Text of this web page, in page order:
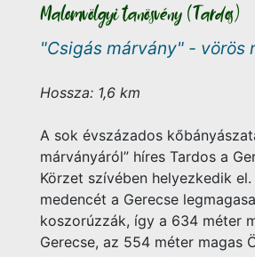
Malomvölgyi tanösvény (Tardos)
"Csigás márvány" - vörös
Hossza: 1,6 km
A sok évszázados
márványáról” híres Tardos a
Körzet szívében helyezkedik
medencét a Gerecse
koszorúzzák, így a 634 méter
Gerecse, az 554 méter magas